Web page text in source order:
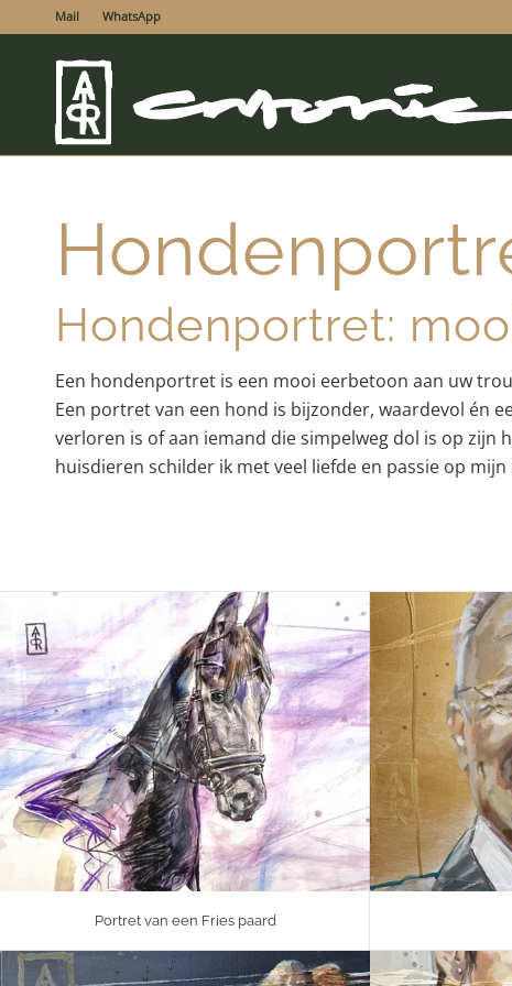
Mail WhatsApp
Hondenportret:
Een hondenportret is een mooi eerbetoon aan uw
Een portret van een hond is bijzonder, waardevol én
verloren is of aan iemand die simpelweg dol is op zijn
huisdieren schilder ik met veel liefde en passie op
Portret van een Fries paard